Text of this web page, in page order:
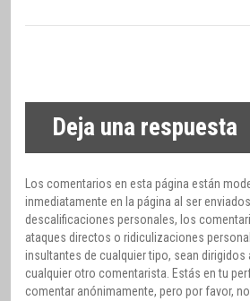
Deja una respuesta
Los comentarios en esta página están
inmediatamente en la página al ser
descalificaciones personales, los
ataques directos o ridiculizaciones
insultantes de cualquier tipo, sean dirigidos
cualquier otro comentarista. Estás en tu
comentar anónimamente, pero por favor,